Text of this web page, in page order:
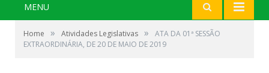
MENU
Home » Atividades Legislativas »
ATA DA 01ª SESSÃO
EXTRAORDINÁRIA, DE 20 DE MAIO DE 2019